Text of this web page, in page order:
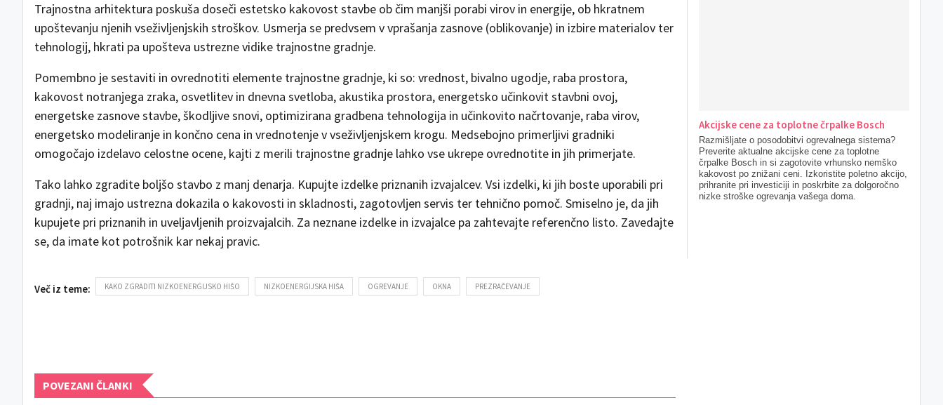
Trajnostna arhitektura poskuša doseči estetsko kakovost stavbe ob čim manjši porabi virov in energije, ob hkratnem
upoštevanju njenih vseživljenjskih stroškov. Usmerja se predvsem v vprašanja zasnove (oblikovanje) in izbire materialov ter
tehnologij, hkrati pa upošteva ustrezne vidike trajnostne gradnje.
Pomembno je sestaviti in ovrednotiti elemente trajnostne gradnje, ki so: vrednost, bivalno ugodje, raba prostora,
kakovost notranjega zraka, osvetlitev in dnevna svetloba, akustika prostora, energetsko učinkovit stavbni ovoj,
energetske zasnove stavbe, škodljive snovi, optimizirana gradbena tehnologija in učinkovito načrtovanje, raba virov,
energetsko modeliranje in končno cena in vrednotenje v vseživljenjskem krogu. Medsebojno primerljivi gradniki
omogočajo izdelavo celostne ocene, kajti z merili trajnostne gradnje lahko vse ukrepe ovrednotite in jih primerjate.
Tako lahko zgradite boljšo stavbo z manj denarja. Kupujte izdelke priznanih izvajalcev. Vsi izdelki, ki jih boste uporabili pri
gradnji, naj imajo ustrezna dokazila o kakovosti in skladnosti, zagotovljen servis ter tehnično pomoč. Smiselno je, da jih
kupujete pri priznanih in uveljavljenih proizvajalcih. Za neznane izdelke in izvajalce pa zahtevajte referenčno listo. Zavedajte
se, da imate kot potrošnik kar nekaj pravic.
Več iz teme: KAKO ZGRADITI NIZKOENERGIJSKO HIŠO NIZKOENERGIJSKA HIŠA OGREVANJE OKNA PREZRAČEVANJE
POVEZANI ČLANKI
Akcijske cene za toplotne črpalke Bosch
Razmišljate o posodobitvi ogrevalnega sistema?
Preverite aktualne akcijske cene za toplotne
črpalke Bosch in si zagotovite vrhunsko nemško
kakovost po znižani ceni. Izkoristite poletno akcijo,
prihranite pri investiciji in poskrbite za dolgoročno
nizke stroške ogrevanja vašega doma.